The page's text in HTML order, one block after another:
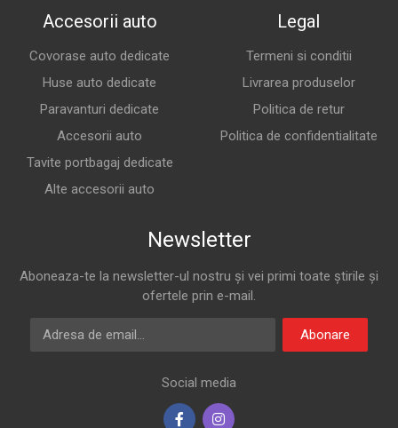
Accesorii auto
Covorase auto dedicate
Huse auto dedicate
Paravanturi dedicate
Accesorii auto
Tavite portbagaj dedicate
Alte accesorii auto
Legal
Termeni si conditii
Livrarea produselor
Politica de retur
Politica de confidentialitate
Newsletter
Aboneaza-te la newsletter-ul nostru și vei primi toate știrile și
ofertele prin e-mail.
Adresa de email
Abonare
Social media